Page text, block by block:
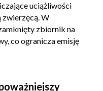
uciążliwości
zwierzęcą. W
zbiornik na
co ogranicza emisję